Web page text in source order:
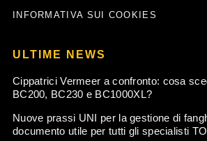
INFORMATIVA SUI COOKIES
ULTIME NEWS
Cippatrici Vermeer a confronto: cosa
BC200, BC230 e BC1000XL?
Nuove prassi UNI per la gestione di
documento utile per tutti gli specialisti